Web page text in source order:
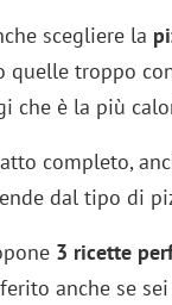
scegliere la
quelle troppo
che è la più
completo,
dal tipo di
3 ricette
anche se sei